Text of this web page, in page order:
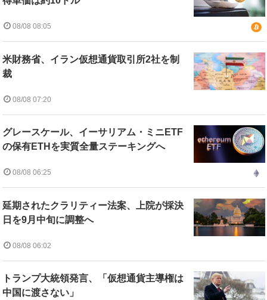
08/08 08:05
米財務省、イラン仮想通貨取引所2社を制
裁
08/08 07:20
グレースケール、イーサリアム・ミニETF
の保有ETHを実質全量ステーキングへ
08/08 06:25
延期されたクラリティー法案、上院が採決
日を9月中旬に調整へ
08/08 06:02
トランプ大統領発言、「仮想通貨主導権は
中国に渡さない」